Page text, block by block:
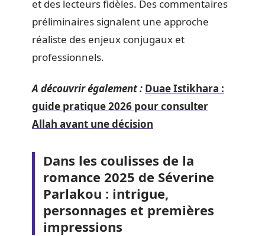
et des lecteurs fidèles. Des commentaires
préliminaires signalent une approche
réaliste des enjeux conjugaux et
professionnels.
A découvrir également : Duae Istikhara :
guide pratique 2026 pour consulter
Allah avant une décision
Dans les coulisses de la
romance 2025 de Séverine
Parlakou : intrigue,
personnages et premières
impressions